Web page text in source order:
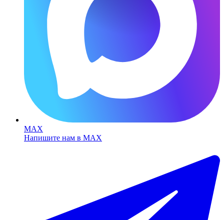
MAX
Напишите нам в MAX